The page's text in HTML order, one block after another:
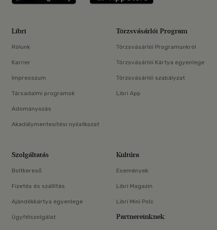
Libri
Rólunk
Karrier
Impresszum
Társadalmi programok
Adományozás
Akadálymentesítési nyilatkozat
Törzsvásárlói Program
Törzsvásárlói Programunkról
Törzsvásárlói Kártya egyenlege
Törzsvásárlói szabályzat
Libri App
Szolgáltatás
Boltkereső
Fizetés és szállítás
Ajándékkártya egyenlege
Ügyfélszolgálat
Kultúra
Események
Libri Magazin
Libri Mini Polc
Partnereinknek